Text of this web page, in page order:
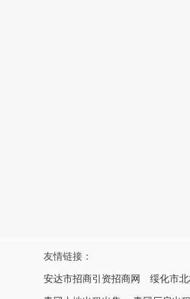
友情链接：
安达市招商引资招商网 绥化市